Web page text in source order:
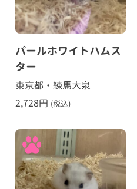
パールホワイトハムス
ター
東京都・練馬大泉
2,728円 (税込)